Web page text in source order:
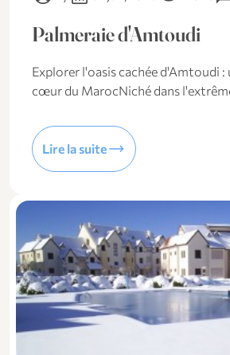
Palmeraie d'Amtoudi
Explorer l'oasis cachée d'Amtoudi :
cœur du MarocNiché dans
Lire la suitetrending_flat